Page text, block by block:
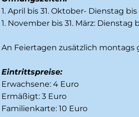
1. April bis 31. Oktober- Dienstag
1. November bis 31. März: Dienstag
An Feiertagen zusätzlich montags
Eintrittspreise:
Erwachsene: 4 Euro
Ermäßigt: 3 Euro
Familienkarte: 10 Euro